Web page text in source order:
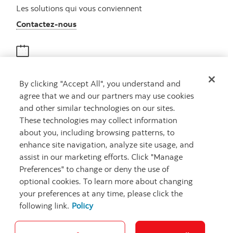
Les solutions qui vous conviennent
Contactez-nousAutres numéros, contactez-nous par
Rencontrez un conseiller
Prenez rendez-vous
Carrières Ma banque à moi Notes juridiques Confidentialité
By clicking "Accept All", you understand and
agree that we and our partners may use cookies
and other similar technologies on our sites.
These technologies may collect information
about you, including browsing patterns, to
enhance site navigation, analyze site usage, and
assist in our marketing efforts. Click "Manage
Preferences" to change or deny the use of
optional cookies. To learn more about changing
your preferences at any time, please click the
following link. Policy